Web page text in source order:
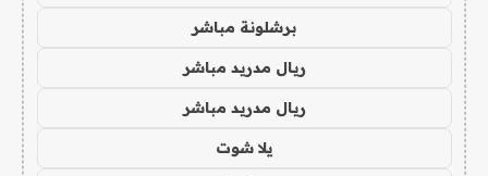
برشلونة مباشر
ريال مدريد مباشر
ريال مدريد مباشر
يلا شوت